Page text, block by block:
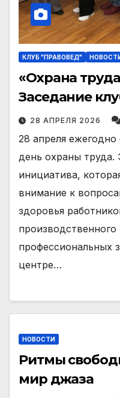
КЛУБ "ПРАВОВЕД"
«Охрана
Заседание
28 АПРЕЛЯ 2026
28 апреля
день охраны
инициатива,
внимание к
здоровья
профессиональных
центре…
НОВОСТИ
Ритмы
мир джаза